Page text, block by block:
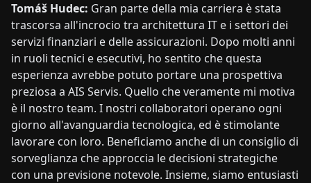
Tomáš Hudec: Gran parte della mia carriera è stata
trascorsa all'incrocio tra architettura IT e i settori dei
servizi finanziari e delle assicurazioni. Dopo molti anni
in ruoli tecnici e esecutivi, ho sentito che questa
esperienza avrebbe potuto portare una prospettiva
preziosa a AIS Servis. Quello che veramente mi motiva
è il nostro team. I nostri collaboratori operano ogni
giorno all'avanguardia tecnologica, ed è stimolante
lavorare con loro. Beneficiamo anche di un consiglio di
sorveglianza che approccia le decisioni strategiche
con una previsione notevole. Insieme, siamo entusiasti